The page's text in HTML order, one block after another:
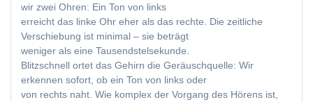
wir zwei Ohren: Ein Ton von links
erreicht das linke Ohr eher als das rechte. Die zeitliche
Verschiebung ist minimal – sie beträgt
weniger als eine Tausendstelsekunde.
Blitzschnell ortet das Gehirn die Geräuschquelle: Wir
erkennen sofort, ob ein Ton von links oder
von rechts naht. Wie komplex der Vorgang des Hörens ist,